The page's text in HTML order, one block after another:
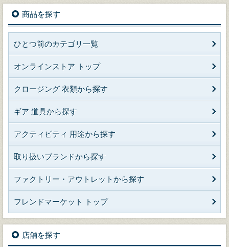
商品を探す
ひとつ前のカテゴリ一覧
オンラインストア トップ
クロージング 衣類から探す
ギア 道具から探す
アクティビティ 用途から探す
取り扱いブランドから探す
ファクトリー・アウトレットから探す
フレンドマーケット トップ
店舗を探す